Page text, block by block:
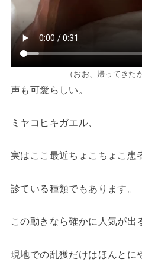
（おお、帰ってきた
声も可愛らしい。
ミヤコヒキガエル、
実はここ最近ちょこちょこ患
診ている種類でもあります。
この動きなら確かに人気が出
現地での乱獲だけはほんと